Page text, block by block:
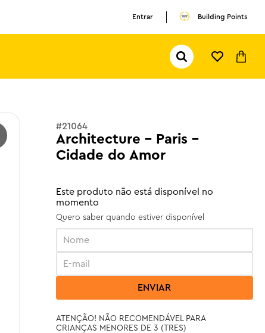
Entrar Building Points
Pesquisar...
#21064
Architecture - Paris -
Cidade do Amor
Este produto não está disponível no
momento
Quero saber quando estiver disponível
ENVIAR
ATENÇÃO! NÃO RECOMENDÁVEL PARA
CRIANÇAS MENORES DE 3 (TRES)
pokemon
ferrari